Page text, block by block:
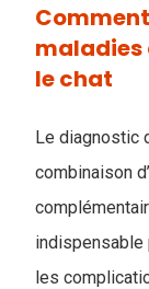
maladies
le chat
Le diagnostic
combinaison
indispensable
les